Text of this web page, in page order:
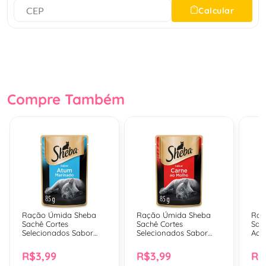
Calcular
Compre Também
Ração Úmida Sheba
Sachê Cortes
Selecionados Sabor
Gatos Adultos - 85 Gr
R$3,99
Ração Úmida Sheba
Sachê Cortes
Selecionados Sabor
Gatos Adultos - 85 Gr
R$3,99
Ao